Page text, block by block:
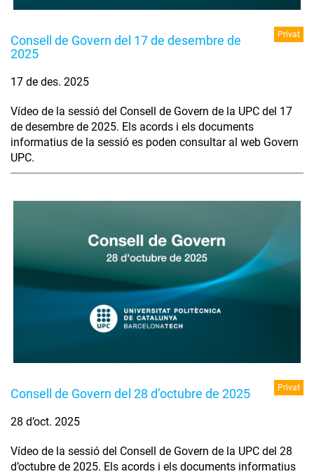
Consell de Govern del 17 de desembre de
2025
Privat
17 de des. 2025
Vídeo de la sessió del Consell de Govern de la UPC del 17
de desembre de 2025. Els acords i els documents
informatius de la sessió es poden consultar al web Govern
UPC.
Consell de Govern del 28 d’octubre de 2025 Privat
28 d’oct. 2025
Vídeo de la sessió del Consell de Govern de la UPC del 28
d’octubre de 2025. Els acords i els documents informatius